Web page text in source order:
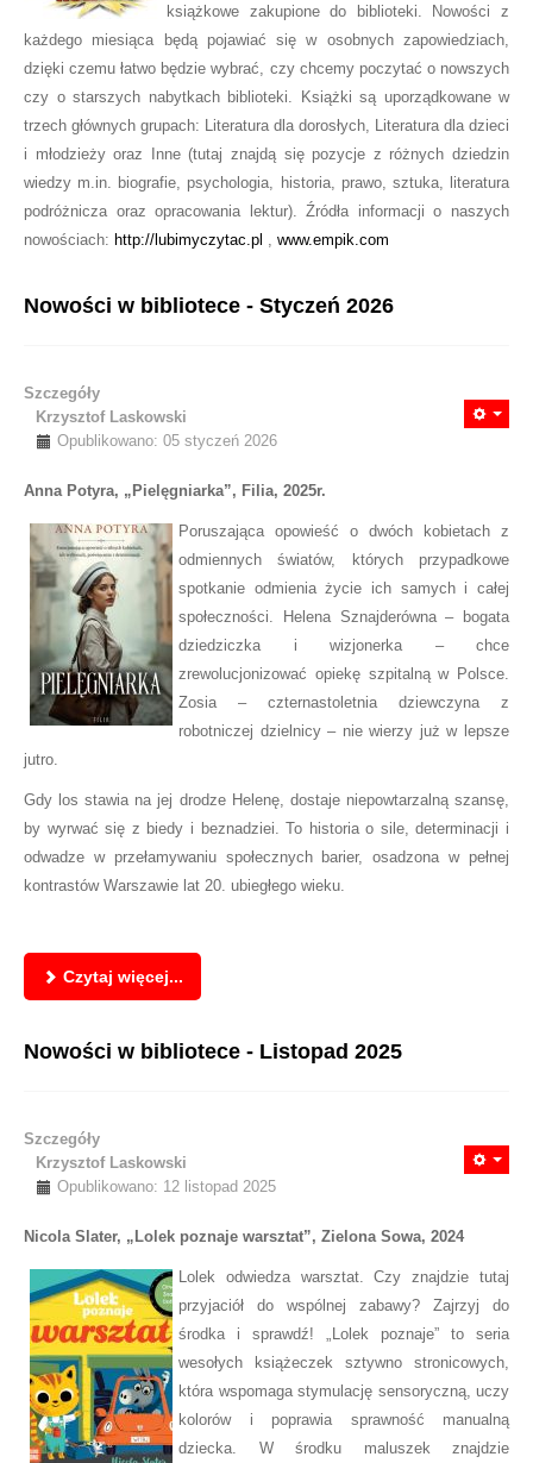
książkowe zakupione do biblioteki. Nowości z
każdego miesiąca będą pojawiać się w osobnych zapowiedziach,
dzięki czemu łatwo będzie wybrać, czy chcemy poczytać o nowszych
czy o starszych nabytkach biblioteki. Książki są uporządkowane w
trzech głównych grupach: Literatura dla dorosłych, Literatura dla dzieci
i młodzieży oraz Inne (tutaj znajdą się pozycje z różnych dziedzin
wiedzy m.in. biografie, psychologia, historia, prawo, sztuka, literatura
podróżnicza oraz opracowania lektur). Źródła informacji o naszych
nowościach: http://lubimyczytac.pl www.empik.com
Nowości w bibliotece - Styczeń 2026
Szczegóły
Krzysztof Laskowski
Opublikowano: 05 styczeń 2026
Anna Potyra, „Pielęgniarka”, Filia, 2025r.
Poruszająca opowieść o dwóch kobietach z
odmiennych światów, których przypadkowe
spotkanie odmienia życie ich samych i całej
społeczności. Helena Sznajderówna – bogata
dziedziczka i wizjonerka – chce
zrewolucjonizować opiekę szpitalną w Polsce.
Zosia – czternastoletnia dziewczyna z
robotniczej dzielnicy – nie wierzy już w lepsze
jutro.
Gdy los stawia na jej drodze Helenę, dostaje niepowtarzalną szansę,
by wyrwać się z biedy i beznadziei. To historia o sile, determinacji i
odwadze w przełamywaniu społecznych barier, osadzona w pełnej
kontrastów Warszawie lat 20. ubiegłego wieku.
Czytaj więcej...
Nowości w bibliotece - Listopad 2025
Szczegóły
Krzysztof Laskowski
Opublikowano: 12 listopad 2025
Nicola Slater, „Lolek poznaje warsztat”, Zielona Sowa, 2024
Lolek odwiedza warsztat. Czy znajdzie tutaj
przyjaciół do wspólnej zabawy? Zajrzyj do
środka i sprawdź! „Lolek poznaje” to seria
wesołych książeczek sztywno stronicowych,
która wspomaga stymulację sensoryczną, uczy
kolorów i poprawia sprawność manualną
dziecka. W środku maluszek znajdzie